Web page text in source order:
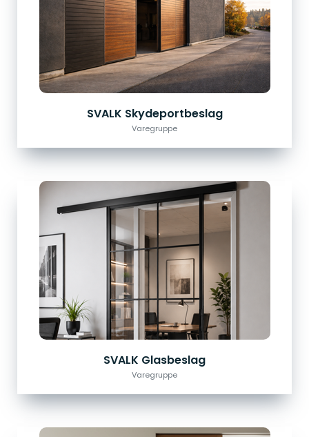
SVALK Skydeportbeslag
Varegruppe
SVALK Glasbeslag
Varegruppe